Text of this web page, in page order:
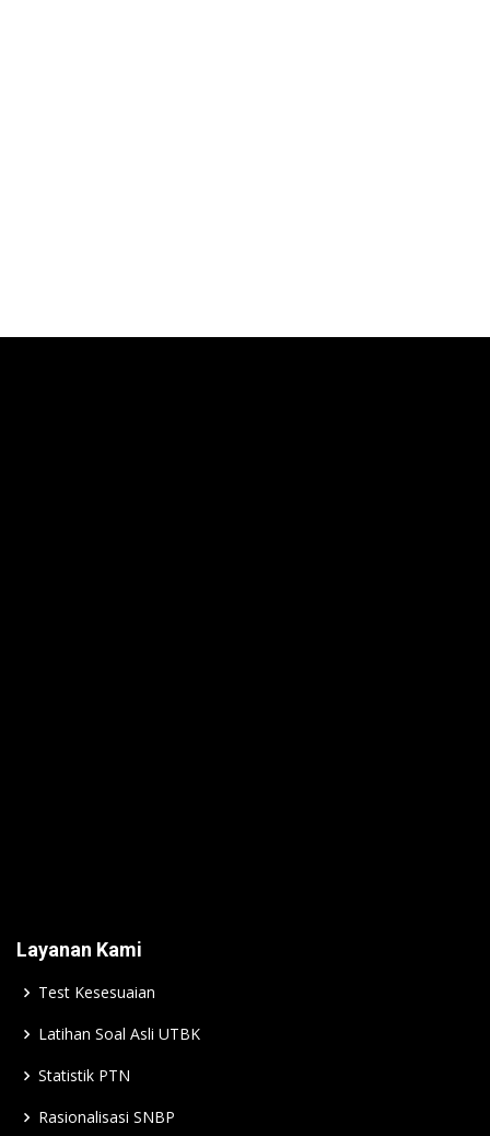
Layanan Kami
Test Kesesuaian
Latihan Soal Asli UTBK
Statistik PTN
Rasionalisasi SNBP